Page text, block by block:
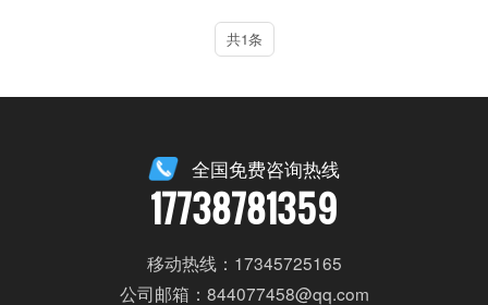
共1条
全国免费咨询热线
17738781359
移动热线：17345725165
公司邮箱：844077458@qq.com